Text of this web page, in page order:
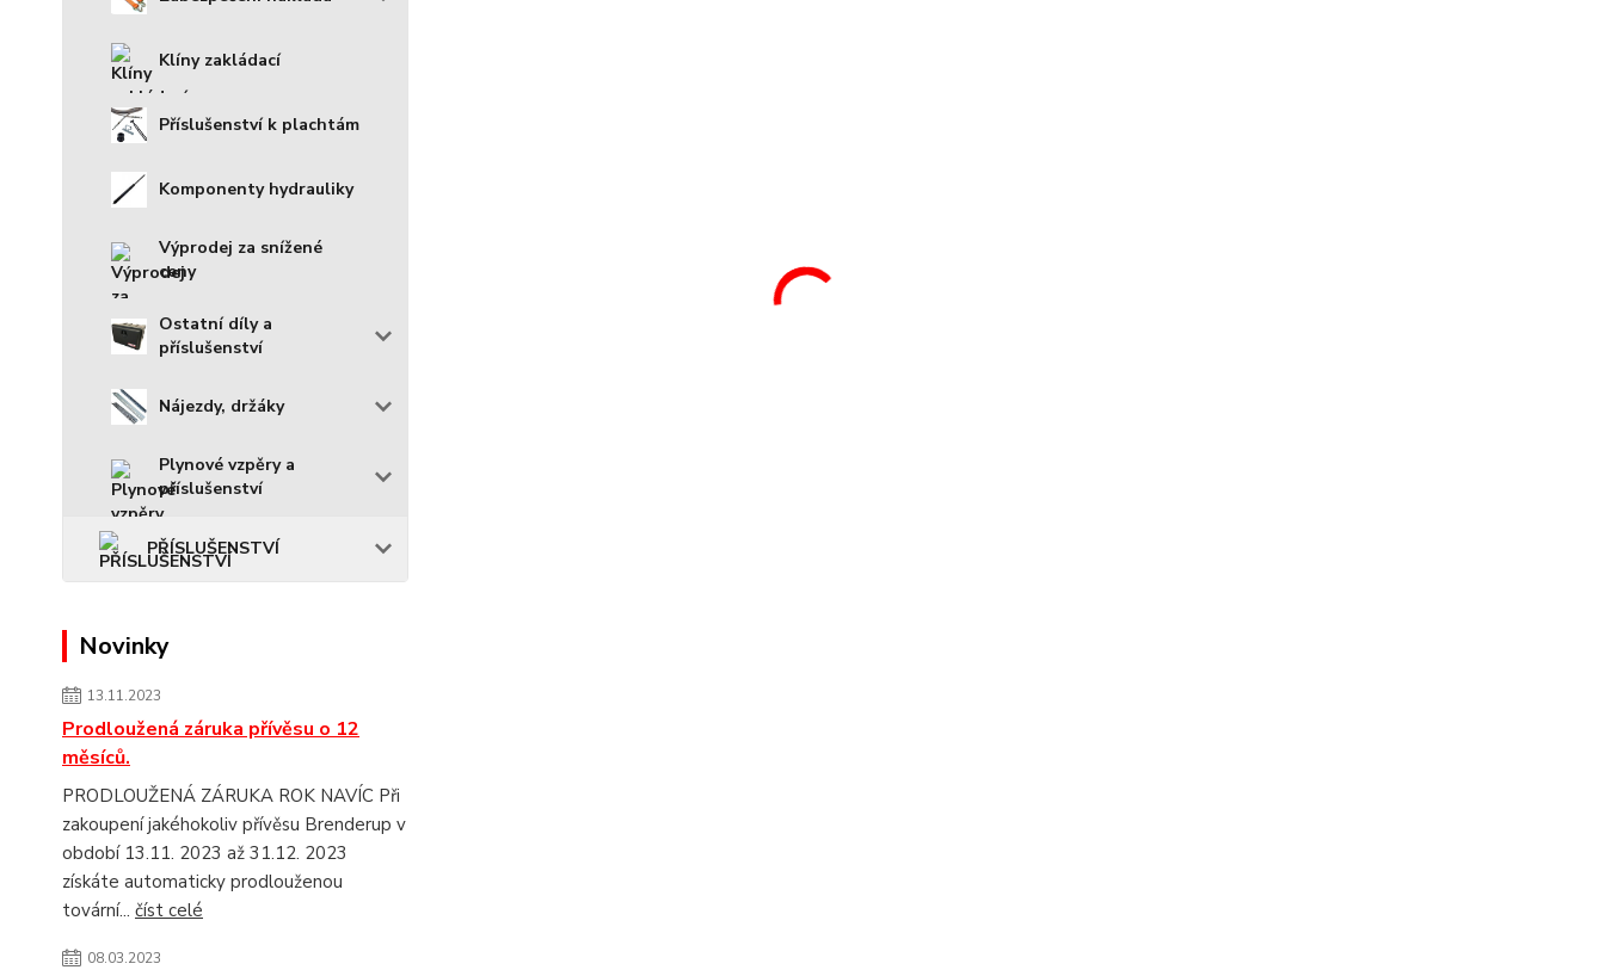
Klíny zakládací
Příslušenství k plachtám
Komponenty hydrauliky
Výprodej za snížené
ceny
Ostatní díly a
příslušenství
Nájezdy, držáky
Plynové vzpěry a
příslušenství
PŘÍSLUŠENSTVÍ
Novinky
13.11.2023
Prodloužená záruka přívěsu o 12
měsíců.
PRODLOUŽENÁ ZÁRUKA ROK NAVÍC Při
zakoupení jakéhokoliv přívěsu Brenderup v
období 13.11. 2023 až 31.12. 2023
získáte automaticky prodlouženou
tovární... číst celé
08.03.2023